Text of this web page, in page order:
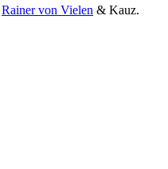
Rainer von Vielen & Kauz.